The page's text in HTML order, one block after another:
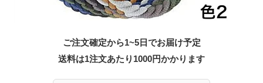
ご注文確定から1~5日でお届け予定
送料は1注文あたり 1000円かかります